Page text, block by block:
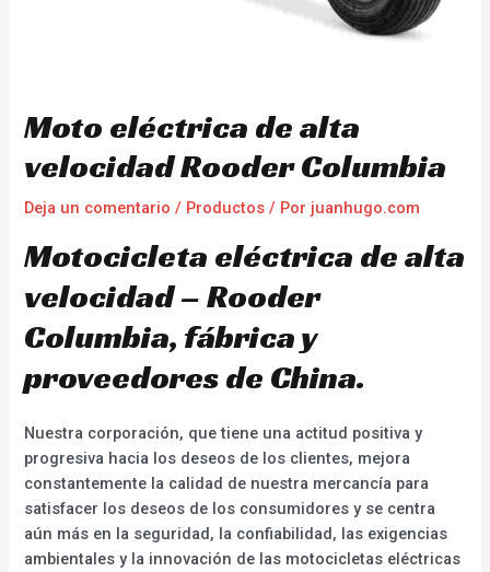
Moto eléctrica de alta
velocidad Rooder Columbia
Deja un comentario / Productos / Por juanhugo.com
Motocicleta eléctrica de alta
velocidad – Rooder
Columbia, fábrica y
proveedores de China.
Nuestra corporación, que tiene una actitud positiva y
progresiva hacia los deseos de los clientes, mejora
constantemente la calidad de nuestra mercancía para
satisfacer los deseos de los consumidores y se centra
aún más en la seguridad, la confiabilidad, las exigencias
ambientales y la innovación de las motocicletas eléctricas